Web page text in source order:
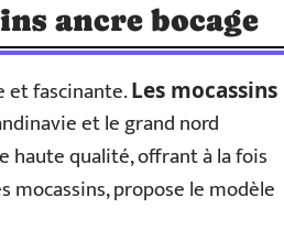
ancre bocage
et fascinante.Les mocassins
et le grand nord
haute qualité, offrant à la fois
mocassins, propose le modèle